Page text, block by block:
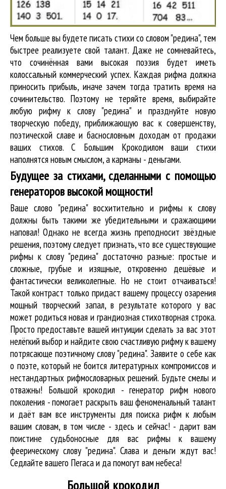
Чем больше вы будете писать стихи со словом "редина", тем
быстрее реализуете свой талант. Даже не сомневайтесь,
что сочинённая вами высокая поэзия будет иметь
колоссальный коммерческий успех. Каждая рифма должна
приносить прибыль, иначе зачем тогда тратить время на
сочинительство. Поэтому не теряйте время, выбирайте
любую рифму к слову "редина" и празднуйте новую
творческую победу, приближающую вас к совершенству,
поэтической славе и баснословным доходам от продажи
ваших стихов. С Большим Крокодилом ваши стихи
наполнятся новым смыслом, а карманы - деньгами.
Будущее за стихами, сделанными с помощью
генераторов высокой мощности!
Ваше слово "редина" восхитительно и рифмы к слову
должны быть такими же убедительными и сражающими
наповал! Однако не всегда жизнь преподносит звёздные
решения, поэтому следует признать, что все существующие
рифмы к слову "редина" достаточно разные: простые и
сложные, грубые и изящные, откровенно дешёвые и
фантастически великолепные. Но не стоит отчаиваться!
Такой контраст только придаст вашему процессу озарения
мощный творческий запал, в результате которого у вас
может родиться новая и грандиозная стихотворная строка.
Просто предоставьте вашей интуиции сделать за вас этот
нелёгкий выбор и найдите свою счастливую рифму к вашему
потрясающе поэтичному слову "редина". Заявите о себе как
о поэте, который не боится литературных компромиссов и
нестандартных рифмословарных решений. Будьте смелы и
отважны! Большой крокодил - генератор рифм нового
поколения - помогает раскрыть ваш феноменальный талант
и даёт вам все инструменты для поиска рифмк любым
вашим словам, в том числе - здесь и сейчас! - дарит вам
поистине судьбоносные для вас рифмы к вашему
феерическому слову "редина". Слава и деньги ждут вас!
Седлайте вашего Пегаса и да помогут вам небеса!
Большой крокодил